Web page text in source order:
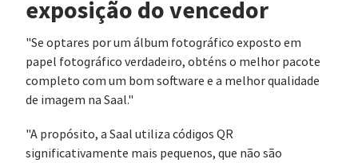
exposição do vencedor
"Se optares por um álbum fotográfico exposto em
papel fotográfico verdadeiro, obténs o melhor pacote
completo com um bom software e a melhor qualidade
de imagem na Saal."
"A propósito, a Saal utiliza códigos QR
significativamente mais pequenos, que não são